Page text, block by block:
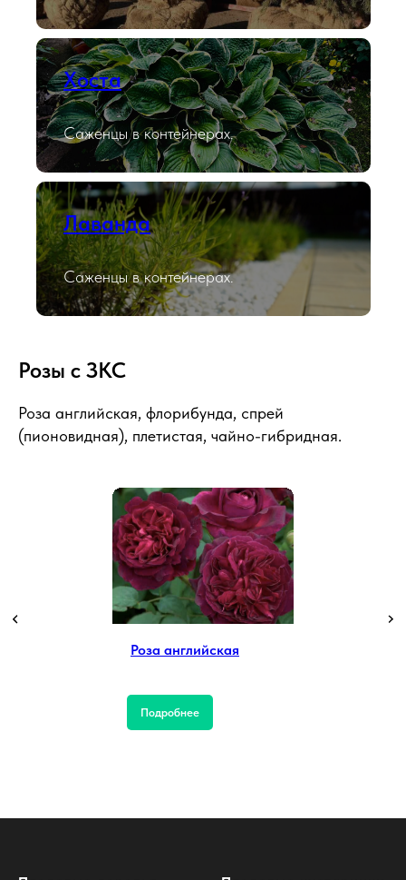
Хоста
Саженцы в контейнерах.
Лаванда
Саженцы в контейнерах.
Розы с ЗКС
Роза английская, флорибунда, спрей
(пионовидная), плетистая, чайно-гибридная.
Роза английская
Подробнее